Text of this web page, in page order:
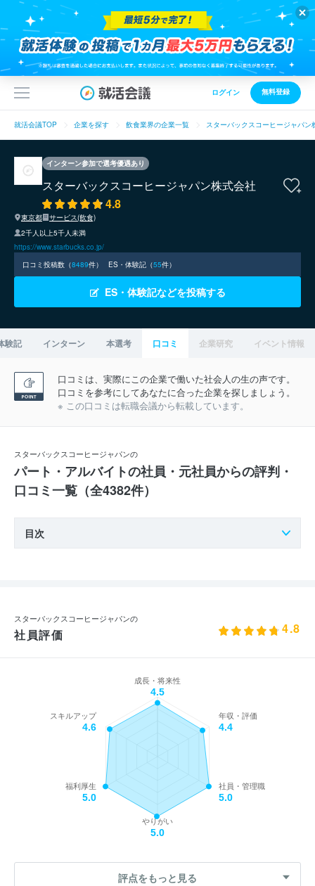
ログイン 無料登録
就活会議TOP 企業を探す 飲食業界の企業一覧 スターバックスコーヒージャパン
インターン参加で選考優遇あり
スターバックスコーヒージャパン株式会社
4.8
東京都
サービス(飲食)
2千人以上5千人未満
https://www.starbucks.co.jp/
口コミ投稿数（8489件） ES・体験記（55件）
ES・体験記などを投稿する
験記 インターン 本選考 口コミ 企業研究 イベント情報
口コミは、実際にこの企業で働いた社会人の生の声です。
口コミを参考にしてあなたに合った企業を探しましょう。
※ この口コミは転職会議から転載しています。
スターバックスコーヒージャパンの
パート・アルバイトの社員・元社員からの評判・
口コミ一覧（全4382件）
目次
スターバックスコーヒージャパンの
社員評価 4.8
成長・将来性
4.5
年収・評価
4.4
社員・管理職
5.0
やりがい
5.0
福利厚生
5.0
スキルアップ
4.6
評点をもっと見る